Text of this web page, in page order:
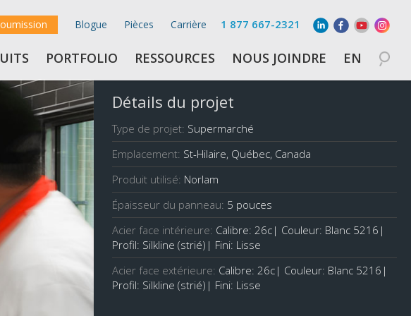
1 877 667-2321
Blogue Pièces Carrière
PORTFOLIO RESSOURCES NOUS JOINDRE EN
Détails du projet
Type de projet: Supermarché
Emplacement: St-Hilaire, Québec, Canada
Produit utilisé: Norlam
Épaisseur du panneau: 5 pouces
Acier face intérieure: Calibre: 26c| Couleur: Blanc 5216|
Profil: Silkline (strié)| Fini: Lisse
Acier face extérieure: Calibre: 26c| Couleur: Blanc 5216|
Profil: Silkline (strié)| Fini: Lisse